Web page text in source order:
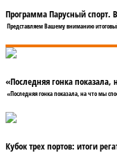
Программа Парусный спорт.
Представляем Вашему вниманию
«Последняя гонка
«Последняя гонка показала, на что мы
Кубок трех портов: итоги